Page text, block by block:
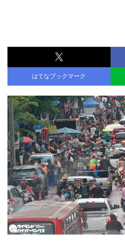
はてなブックマーク